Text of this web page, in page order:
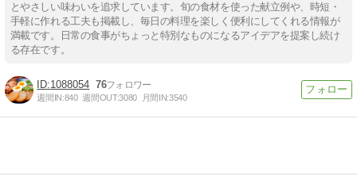
とやさしい味わいを追求しています。旬の食材を使った献立例や、時短・
手軽に作れる工夫も掲載し、毎日の料理を楽しく便利にしてくれる情報が
満載です。日常の食事がちょっと特別なものになるアイデアを提案し続け
る存在です。
1088054 76
週間IN:840 週間OUT:3080 月間IN:3540